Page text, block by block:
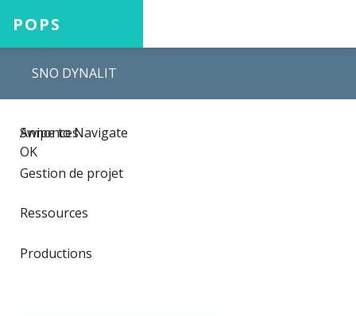
POPS
Accueil
Projets
Aide
SNO DYNALIT
Swipe to Navigate
OK
Annonces
Gestion de projet
Ressources
Productions